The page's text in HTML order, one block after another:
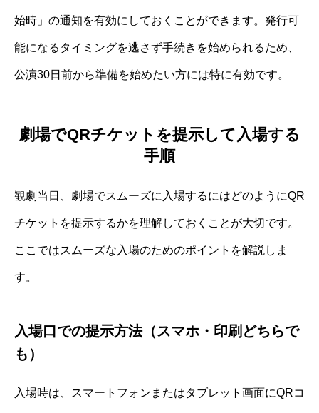
始時」の通知を有効にしておくことができます。発行可
能になるタイミングを逃さず手続きを始められるため、
公演30日前から準備を始めたい方には特に有効です。
劇場でQRチケットを提示して入場する
手順
観劇当日、劇場でスムーズに入場するにはどのようにQR
チケットを提示するかを理解しておくことが大切です。
ここではスムーズな入場のためのポイントを解説しま
す。
入場口での提示方法（スマホ・印刷どちらで
も）
入場時は、スマートフォンまたはタブレット画面にQRコ